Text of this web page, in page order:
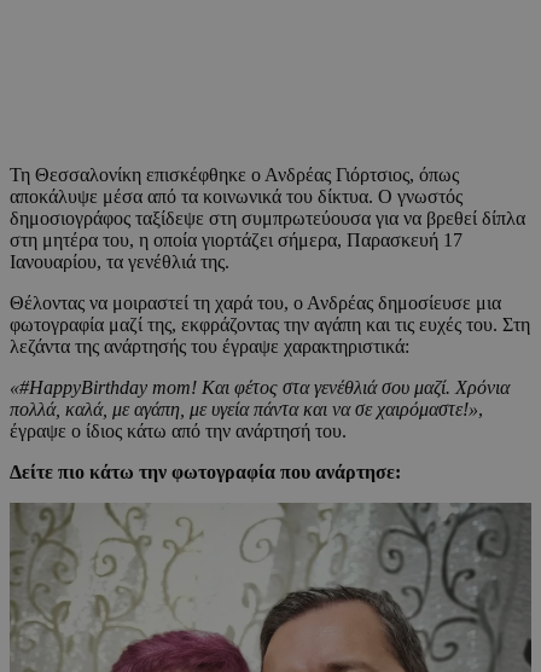
Τη Θεσσαλονίκη επισκέφθηκε ο Ανδρέας Γιόρτσιος, όπως
αποκάλυψε μέσα από τα κοινωνικά του δίκτυα. Ο γνωστός
δημοσιογράφος ταξίδεψε στη συμπρωτεύουσα για να βρεθεί δίπλα
στη μητέρα του, η οποία γιορτάζει σήμερα, Παρασκευή 17
Ιανουαρίου, τα γενέθλιά της.
Θέλοντας να μοιραστεί τη χαρά του, ο Ανδρέας δημοσίευσε μια
φωτογραφία μαζί της, εκφράζοντας την αγάπη και τις ευχές του. Στη
λεζάντα της ανάρτησής του έγραψε χαρακτηριστικά:
«#HappyBirthday mom! Και φέτος στα γενέθλιά σου μαζί. Χρόνια
πολλά, καλά, με αγάπη, με υγεία πάντα και να σε χαιρόμαστε!»,
έγραψε ο ίδιος κάτω από την ανάρτησή του.
Δείτε πιο κάτω την φωτογραφία που ανάρτησε: